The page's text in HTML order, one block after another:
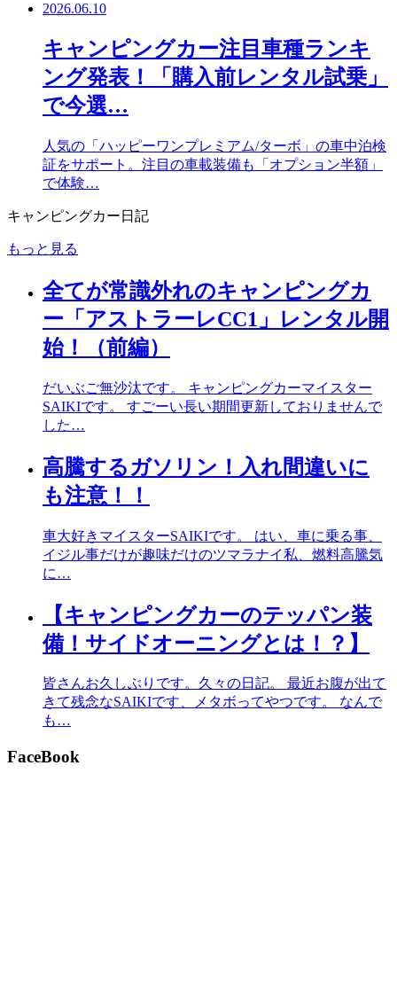
2026.06.10
キャンピングカー注目車種ランキ
ング発表！「購入前レンタル試乗」
で今選…
人気の「ハッピーワンプレミアム/ターボ」の車中泊検
証をサポート。注目の車載装備も「オプション半額」
で体験…
キャンピングカー日記
もっと見る
全てが常識外れのキャンピングカ
ー「アストラーレCC1」レンタル開
始！（前編）
だいぶご無沙汰です。 キャンピングカーマイスター
SAIKIです。 すごーい長い期間更新しておりませんで
した…
高騰するガソリン！入れ間違いに
も注意！！
車大好きマイスターSAIKIです。 はい、車に乗る事、
イジル事だけが趣味だけのツマラナイ私、燃料高騰気
に…
【キャンピングカーのテッパン装
備！サイドオーニングとは！？】
皆さんお久しぶりです。久々の日記。 最近お腹が出て
きて残念なSAIKIです、メタボってやつです。 なんで
も…
FaceBook